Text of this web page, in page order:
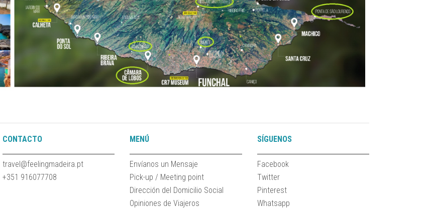
CONTACTO
travel@feelingmadeira.pt
+351 916077708
MENÚ
Envíanos un Mensaje
Pick-up / Meeting point
Dirección del Domicilio Social
Opiniones de Viajeros
SÍGUENOS
Facebook
Twitter
Pinterest
Whatsapp